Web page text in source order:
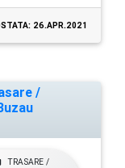
26.APR.2021
/
TRASARE /